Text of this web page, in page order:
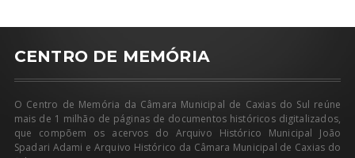
CENTRO DE MEMÓRIA
O Centro de Memória da Câmara Municipal de Caxias do Sul reúne
mais de 1 milhão de páginas de documentos históricos digitalizados,
que compõem os acervos do Arquivo Histórico Municipal João
Spadari Adami e Arquivo Histórico da Câmara Municipal de Caxias do